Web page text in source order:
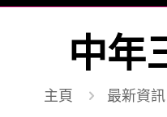
中年
主頁 最新資訊